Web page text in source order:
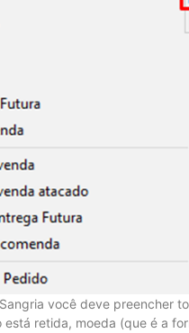
você deve preencher
retida, moeda (que é a